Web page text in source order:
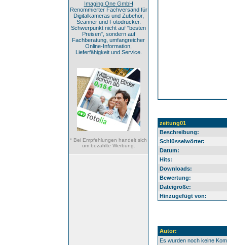
Imaging One GmbH
Renommierter Fachversand für
Digitalkameras und Zubehör,
Scanner und Fotodrucker.
Schwerpunkt nicht auf "besten
Preisen", sondern auf
Fachberatung, umfangreicher
Online-Information,
Lieferfähigkeit und Service.
* Bei Empfehlungen handelt sich
um bezahlte Werbung.
zeitung01
Beschreibung:
Schlüsselwörter:
Datum:
Hits:
Downloads:
Bewertung:
Dateigröße:
Hinzugefügt von:
Autor:
Es wurden noch keine